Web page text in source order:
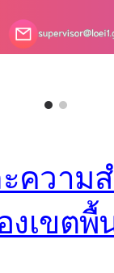
ความ
งเขต